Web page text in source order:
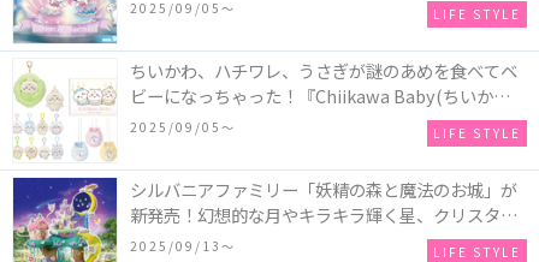
ズメント施設「ナムコ」「ナムコオンラインクレー
ン」で開催！
2025/09/05〜 LIFE STYLE
ちいかわ、ハチワレ、うさぎが謎のあめを食べてベ
ビーになっちゃった！『Chiikawa Baby(ちいかわベ
ビー)』の催事を全国14か所で開催！
2025/09/05〜 LIFE STYLE
シルバニアファミリー「妖精の森と魔法のお城」が
新発売！幻想的な月やキラキラ輝く星、クリスタル
などの装飾がお城を彩る♡
2025/09/13〜 LIFE STYLE